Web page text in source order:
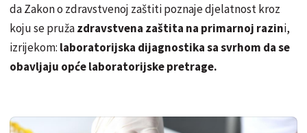
da Zakon o zdravstvenoj zaštiti poznaje djelatnost kroz
koju se pružazdravstvena zaštita na primarnoj razini,
izrijekom: laboratorijska dijagnostika sa svrhom da se
obavljaju opće laboratorijske pretrage.